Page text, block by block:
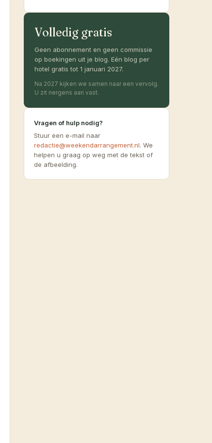
Volledig gratis
Geen abonnement en geen commissie
op boekingen uit je blog. Eén blog per
hotel gratis tot 1 januari 2027.
Na 2027 kijken we samen naar een vervolg.
U zit nergens aan vast.
Vragen of hulp nodig?
Stuur een e-mail naar
redactie@weekendarrangement.nl. We
helpen u graag op weg met de tekst of
de afbeelding.